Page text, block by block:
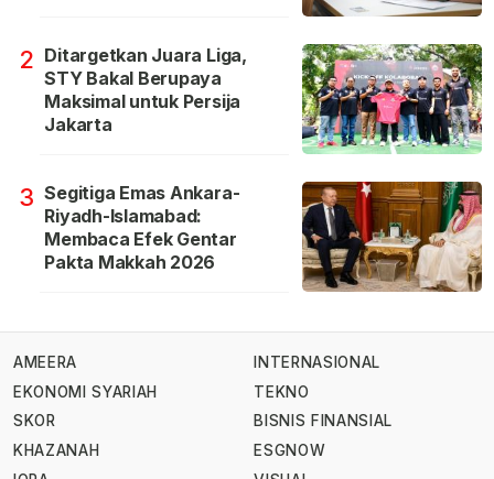
2 Ditargetkan Juara Liga,
STY Bakal Berupaya
Maksimal untuk Persija
Jakarta
3 Segitiga Emas Ankara-
Riyadh-Islamabad:
Membaca Efek Gentar
Pakta Makkah 2026
AMEERA
EKONOMI SYARIAH
SKOR
KHAZANAH
INTERNASIONAL
TEKNO
BISNIS FINANSIAL
ESGNOW